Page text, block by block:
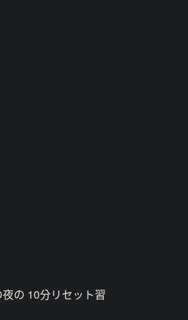
の 10分リセット習